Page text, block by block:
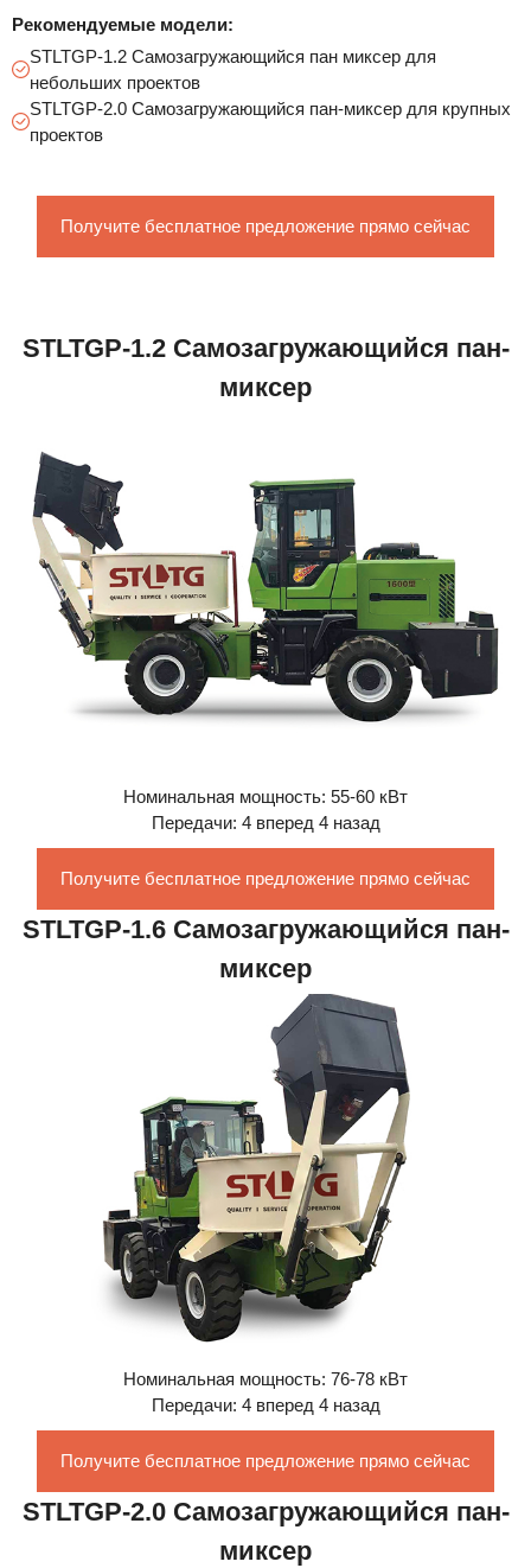
Рекомендуемые модели:
STLTGP-1.2 Самозагружающийся пан миксер для
небольших проектов
STLTGP-2.0 Самозагружающийся пан-миксер для крупных
проектов
Получите бесплатное предложение прямо сейчас
STLTGP-1.2 Самозагружающийся пан-
миксер
Номинальная мощность: 55-60 кВт
Передачи: 4 вперед 4 назад
Получите бесплатное предложение прямо сейчас
STLTGP-1.6 Самозагружающийся пан-
миксер
Номинальная мощность: 76-78 кВт
Передачи: 4 вперед 4 назад
Получите бесплатное предложение прямо сейчас
STLTGP-2.0 Самозагружающийся пан-
миксер